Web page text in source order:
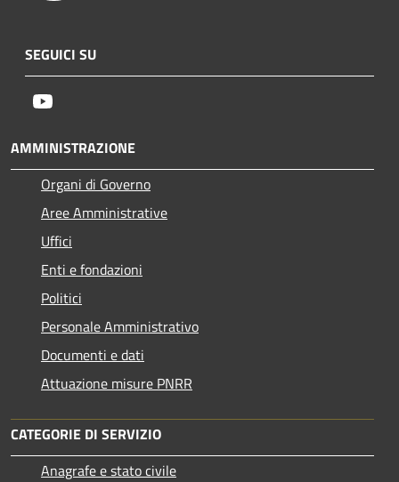
SEGUICI SU
AMMINISTRAZIONE
Organi di Governo
Aree Amministrative
Uffici
Enti e fondazioni
Politici
Personale Amministrativo
Documenti e dati
Attuazione misure PNRR
CATEGORIE DI SERVIZIO
Anagrafe e stato civile